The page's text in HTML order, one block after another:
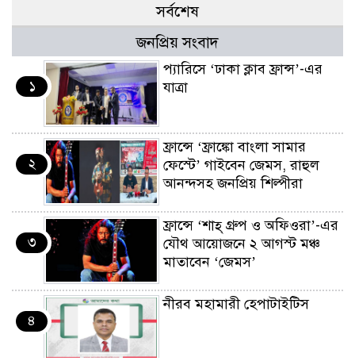
সর্বশেষ
জনপ্রিয় সংবাদ
১
প্যারিসে ‘ঢাকা ক্লাব ফ্রান্স’-এর
যাত্রা
২
ফ্রান্সে ‘ফ্রাঙ্কো বাংলা সামার
ফেস্টে’ গাইবেন জেমস, রাহুল
আনন্দসহ জনপ্রিয় শিল্পীরা
৩
ফ্রান্সে ‘শাহ্ গ্রুপ ও অফিওরা’-এর
যৌথ আয়োজনে ২ আগস্ট মঞ্চ
মাতাবেন ‘জেমস’
৪
নীরব মহামারী হেপাটাইটিস